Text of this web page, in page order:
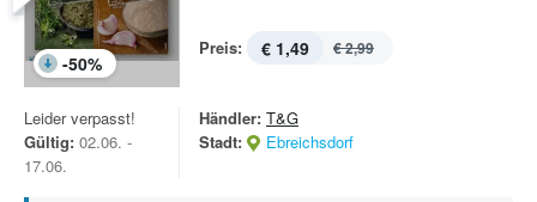
-50%
Preis: € 1,49 € 2,99
Leider verpasst!
Gültig: 02.06. -
17.06.
Händler: T&G
Stadt:
Ebreichsdorf